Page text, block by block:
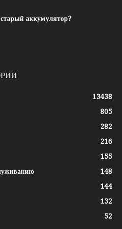
аккумулятор?
13438
805
282
216
155
148
144
132
52